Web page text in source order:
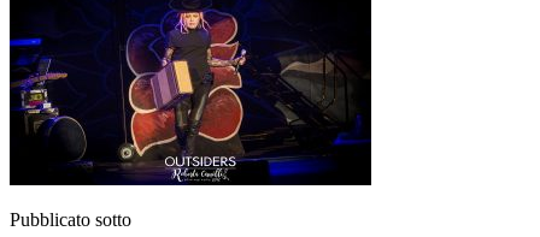
Pubblicato sotto